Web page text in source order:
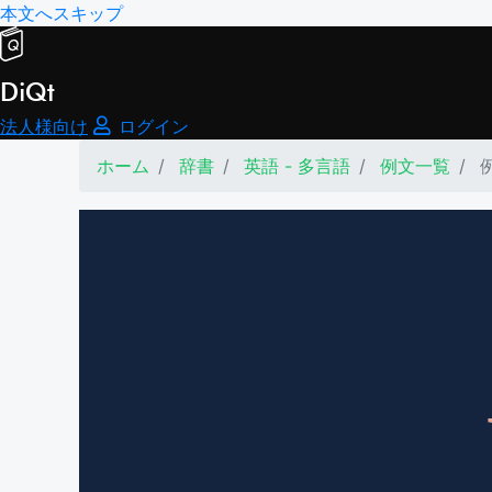
本文へスキップ
DiQt
法人様向け
ログイン
ホーム
辞書 英語 - 多言語 例文一覧